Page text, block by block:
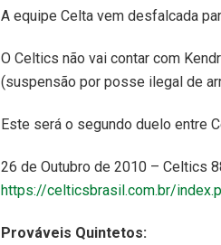
A equipe Celta vem desfalcada
O Celtics não vai contar com
(suspensão por posse ilegal de
Este será o segundo duelo entre
26 de Outubro de 2010 – Celtics
https://celticsbrasil.com.br/
Prováveis Quintetos: